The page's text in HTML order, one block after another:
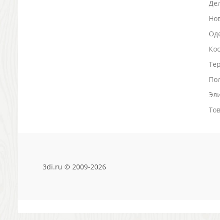
Наборы для презентаций, лазерные указки
Зарядные станции
3di.ru © 2009-2026